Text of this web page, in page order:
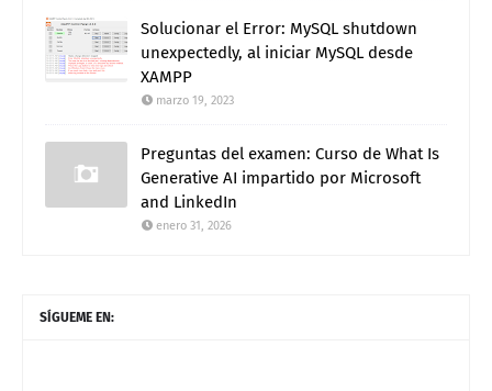
Solucionar el Error: MySQL shutdown
unexpectedly, al iniciar MySQL desde
XAMPP
marzo 19, 2023
Preguntas del examen: Curso de What Is
Generative AI impartido por Microsoft
and LinkedIn
enero 31, 2026
SÍGUEME EN: